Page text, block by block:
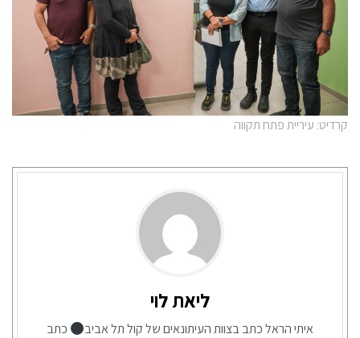
קרדיט: עיריית פתח תקווה
ליאת לוי
איתי הראל כתב בצוות העיתונאים של קול תל אביב
כתב